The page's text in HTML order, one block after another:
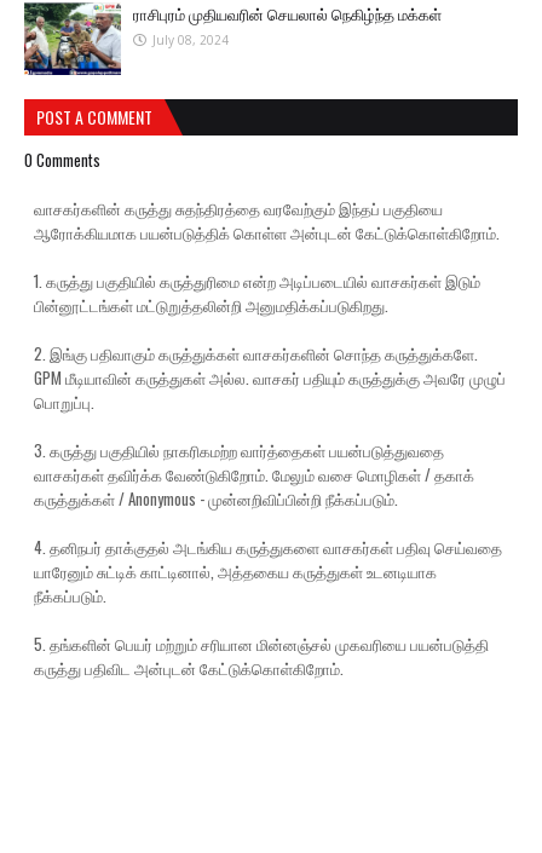
ராசிபுரம் முதியவரின் செயலால் நெகிழ்ந்த மக்கள்
July 08, 2024
POST A COMMENT
0 Comments
வாசகர்களின் கருத்து சுதந்திரத்தை வரவேற்கும் இந்தப் பகுதியை
ஆரோக்கியமாக பயன்படுத்திக் கொள்ள அன்புடன் கேட்டுக்கொள்கிறோம்.
1. கருத்து பகுதியில் கருத்துரிமை என்ற அடிப்படையில் வாசகர்கள் இடும்
பின்னூட்டங்கள் மட்டுறுத்தலின்றி அனுமதிக்கப்படுகிறது.
2. இங்கு பதிவாகும் கருத்துக்கள் வாசகர்களின் சொந்த கருத்துக்களே.
GPM மீடியாவின் கருத்துகள் அல்ல. வாசகர் பதியும் கருத்துக்கு அவரே முழுப்
பொறுப்பு.
3. கருத்து பகுதியில் நாகரிகமற்ற வார்த்தைகள் பயன்படுத்துவதை
வாசகர்கள் தவிர்க்க வேண்டுகிறோம். மேலும் வசை மொழிகள் / தகாக்
கருத்துக்கள் / Anonymous - முன்னறிவிப்பின்றி நீக்கப்படும்.
4. தனிநபர் தாக்குதல் அடங்கிய கருத்துகளை வாசகர்கள் பதிவு செய்வதை
யாரேனும் சுட்டிக் காட்டினால், அத்தகைய கருத்துகள் உடனடியாக
நீக்கப்படும்.
5. தங்களின் பெயர் மற்றும் சரியான மின்னஞ்சல் முகவரியை பயன்படுத்தி
கருத்து பதிவிட அன்புடன் கேட்டுக்கொள்கிறோம்.